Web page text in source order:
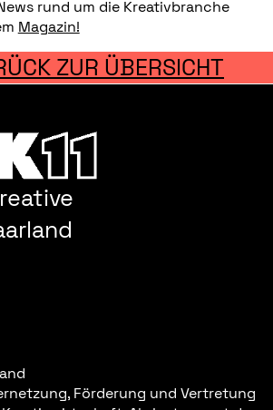
rund um die Kreativbranche
Magazin!
ZUR ÜBERSICHT
Förderung und Vertretung